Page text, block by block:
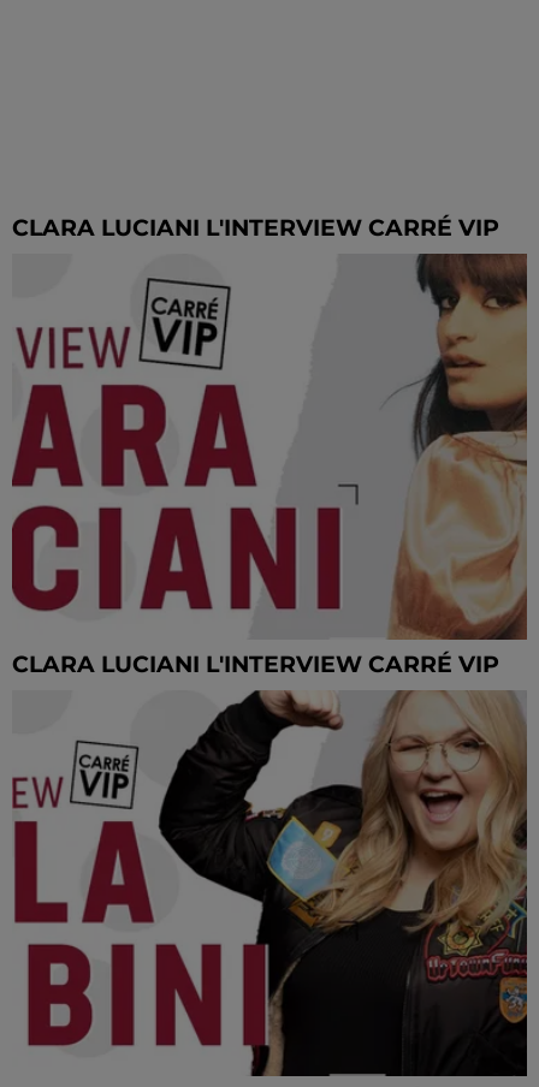
CLARA LUCIANI L'INTERVIEW CARRÉ VIP
CLARA LUCIANI L'INTERVIEW CARRÉ VIP